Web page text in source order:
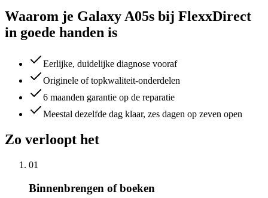
Waarom je Galaxy A05s bij FlexxDirect
in goede handen is
Eerlijke, duidelijke diagnose vooraf
Originele of topkwaliteit-onderdelen
6 maanden garantie op de reparatie
Meestal dezelfde dag klaar, zes dagen op zeven open
Zo verloopt het
01
Binnenbrengen of boeken